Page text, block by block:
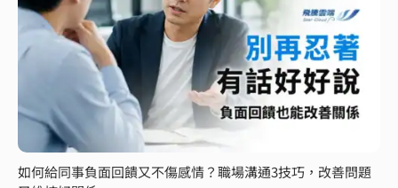
如何給同事負面回饋又不傷感情？職場溝通3技巧，改善問題